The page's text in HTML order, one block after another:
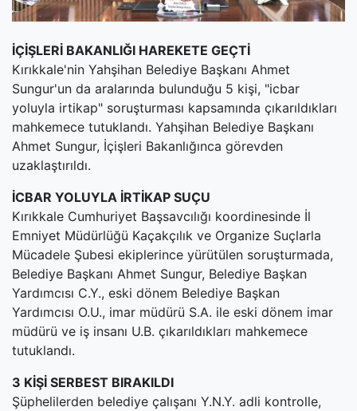
İÇİŞLERİ BAKANLIĞI HAREKETE GEÇTİ
Kırıkkale'nin Yahşihan Belediye Başkanı Ahmet
Sungur'un da aralarında bulunduğu 5 kişi, "icbar
yoluyla irtikap" soruşturması kapsamında çıkarıldıkları
mahkemece tutuklandı. Yahşihan Belediye Başkanı
Ahmet Sungur, İçişleri Bakanlığınca görevden
uzaklaştırıldı.
İCBAR YOLUYLA İRTİKAP SUÇU
Kırıkkale Cumhuriyet Başsavcılığı koordinesinde İl
Emniyet Müdürlüğü Kaçakçılık ve Organize Suçlarla
Mücadele Şubesi ekiplerince yürütülen soruşturmada,
Belediye Başkanı Ahmet Sungur, Belediye Başkan
Yardımcısı C.Y., eski dönem Belediye Başkan
Yardımcısı O.U., imar müdürü S.A. ile eski dönem imar
müdürü ve iş insanı U.B. çıkarıldıkları mahkemece
tutuklandı.
3 KİŞİ SERBEST BIRAKILDI
Şüphelilerden belediye çalışanı Y.N.Y. adli kontrolle,